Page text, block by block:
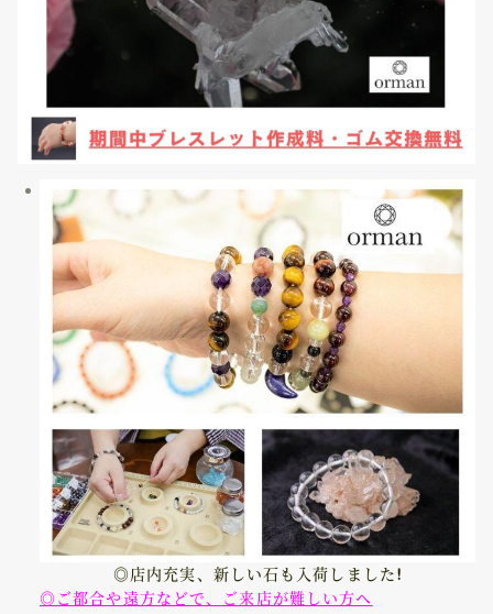
◎店内充実、新しい石も入荷しました!
◎ ご都合や遠方などで、ご来店が難しい方へ